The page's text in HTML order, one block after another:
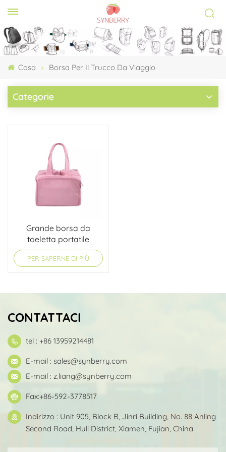
Casa Borsa Per Il Trucco Da Viaggio
Categorie
Grande borsa da
toeletta portatile
PER SAPERNE DI PIÙ
CONTATTACI
tel : +86 13959214481
E-mail : sales@synberry.com
E-mail : z.liang@synberry.com
Fax:+86-592-3778517
Indirizzo : Unit 905, Block B, Jinri Building, No. 88 Anling
Second Road, Huli District, Xiamen, Fujian, China